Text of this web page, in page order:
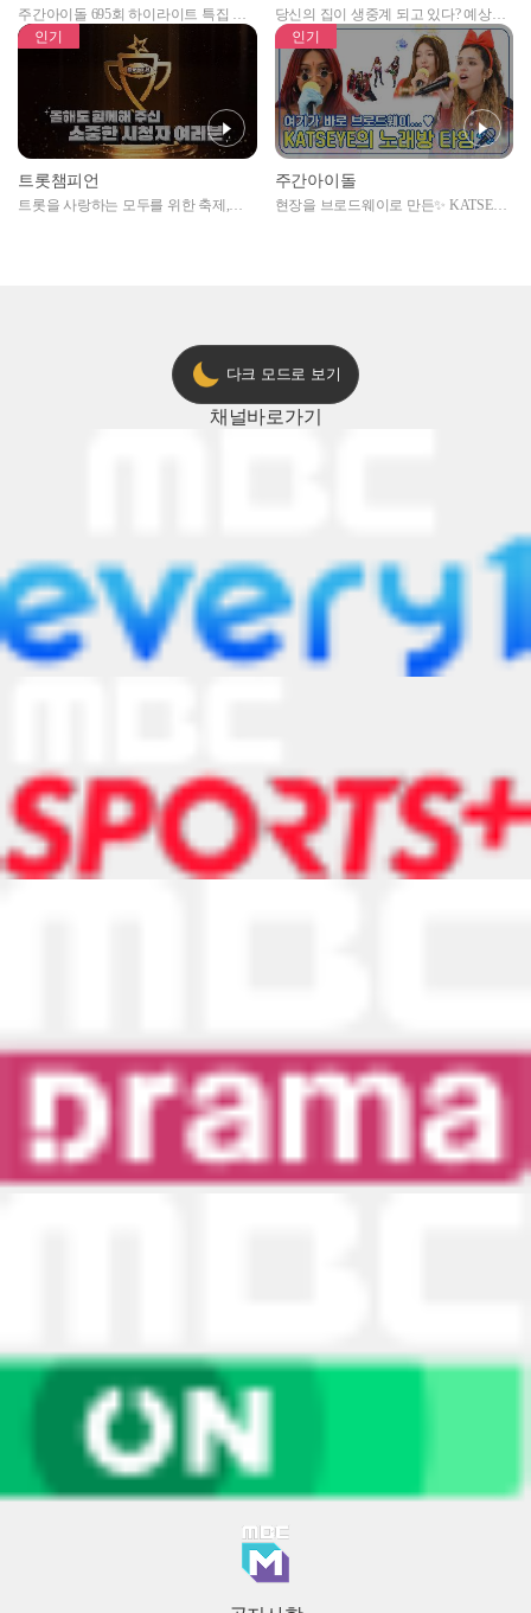
주간아이돌 695회 하이라이트 특집 남
자아이돌편 예고
당신의 집이 생중계 되고 있다? 예상치
못한 곳에서 일어나는 불법촬영 범죄!
인기
트롯챔피언
트롯을 사랑하는 모두를 위한 축제,
인기
주간아이돌
현장을 브로드웨이로 만든✨ KATSEYE
다크 모드로 보기
채널바로가기